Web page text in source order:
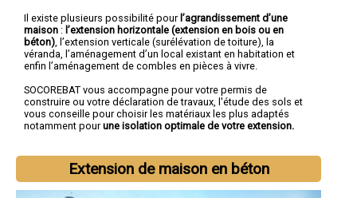
Il existe plusieurs possibilité pour l’agrandissement d’une
maison : l’extension horizontale (extension en bois ou en
béton), l’extension verticale (surélévation de toiture), la
véranda, l’aménagement d’un local existant en habitation et
enfin l’aménagement de combles en pièces à vivre.
SOCOREBAT vous accompagne pour votre permis de
construire ou votre déclaration de travaux, l'étude des sols et
vous conseille pour choisir les matériaux les plus adaptés
notamment pourune isolation optimale de votre extension.
Extension de maison en béton